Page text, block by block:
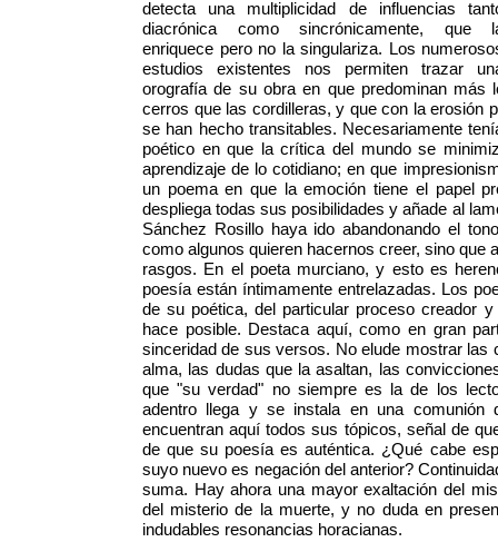
detecta una multiplicidad de influencias
diacrónica como sincrónicamente, que
enriquece pero no la singulariza. Los
estudios existentes nos permiten trazar
orografía de su obra en que predominan más
cerros que las cordilleras, y que con la erosión
se han hecho transitables. Necesariamente
poético en que la crítica del mundo se
aprendizaje de lo cotidiano; en que
un poema en que la emoción tiene el papel
despliega todas sus posibilidades y añade al
Sánchez Rosillo haya ido abandonando el
como algunos quieren hacernos creer, sino que
rasgos. En el poeta murciano, y esto es
poesía están íntimamente entrelazadas. Los
de su poética, del particular proceso creador
hace posible. Destaca aquí, como en gran
sinceridad de sus versos. No elude mostrar las
alma, las dudas que la asaltan, las
que "su verdad" no siempre es la de los
adentro llega y se instala en una comunión
encuentran aquí todos sus tópicos, señal de
de que su poesía es auténtica. ¿Qué cabe
suyo nuevo es negación del anterior?
suma. Hay ahora una mayor exaltación del
del misterio de la muerte, y no duda en
indudables resonancias horacianas.